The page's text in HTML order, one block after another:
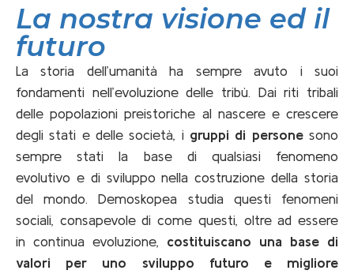
La nostra visione ed il
futuro
La storia dell’umanità ha sempre avuto i suoi
fondamenti nell’evoluzione delle tribù. Dai riti tribali
delle popolazioni preistoriche al nascere e crescere
degli stati e delle società, i gruppi di personesono
sempre stati la base di qualsiasi fenomeno
evolutivo e di sviluppo nella costruzione della storia
del mondo. Demoskopea studia questi fenomeni
sociali, consapevole di come questi, oltre ad essere
in continua evoluzione, costituiscano una base di
valori per uno sviluppo futuro e migliore